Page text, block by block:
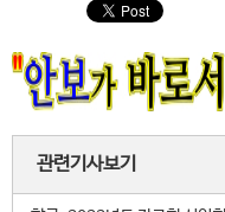
관련기사보기